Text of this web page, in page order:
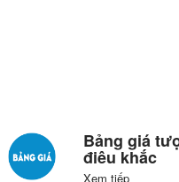
Bảng giá
điêu khắc
Xem tiếp